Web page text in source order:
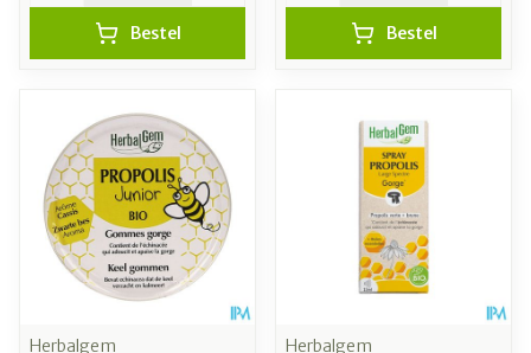
Bestel Bestel
Herbalgem
Herbalgem